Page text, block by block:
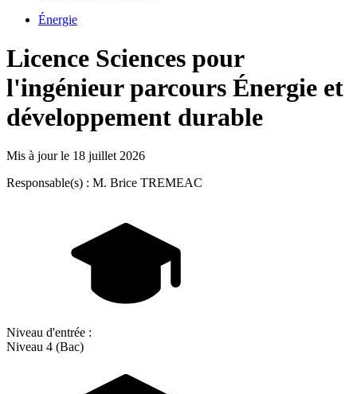
Énergie
Licence Sciences pour
l'ingénieur parcours Énergie et
développement durable
Mis à jour le 18 juillet 2026
Responsable(s) : M. Brice TREMEAC
Niveau d'entrée :
Niveau 4 (Bac)